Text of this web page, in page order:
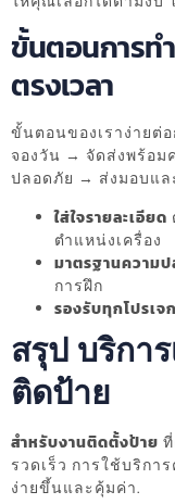
ขั้นตอนการท
ตรงเวลา
ขั้นตอนของเราง่ายต่
จองวัน → จัดส่งพร้อ
ปลอดภัย → ส่งมอบแล
ใส่ใจรายละเอียด
ตำแหน่งเครื่อง
มาตรฐานความ
การฝึก
รองรับทุกโปรเจ
สรุป บริกา
ติดป้าย
สำหรับงานติดตั้งป้าย
รวดเร็ว การใช้บริกา
ง่ายขึ้นและคุ้มค่า.